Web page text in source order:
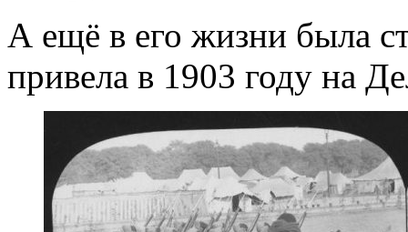
А ещё в его жизни была
привела в 1903 году на